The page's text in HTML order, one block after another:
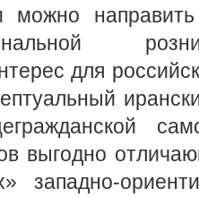
можно
для
выгодно
западно-